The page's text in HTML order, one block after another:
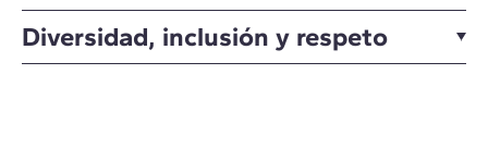
Diversidad, inclusión y respeto